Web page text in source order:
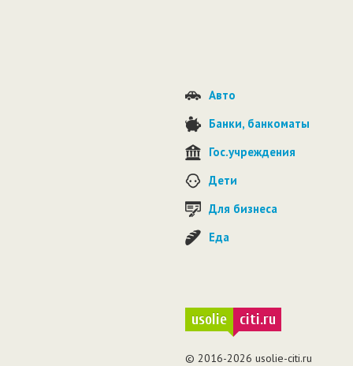
Авто
Банки, банкоматы
Гос.учреждения
Дети
Для бизнеса
Еда
usolie citi.ru
© 2016-2026 usolie-citi.ru